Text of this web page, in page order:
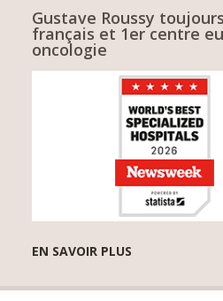
Gustave Roussy
français et 1er centre
oncologie
EN SAVOIR PLUS